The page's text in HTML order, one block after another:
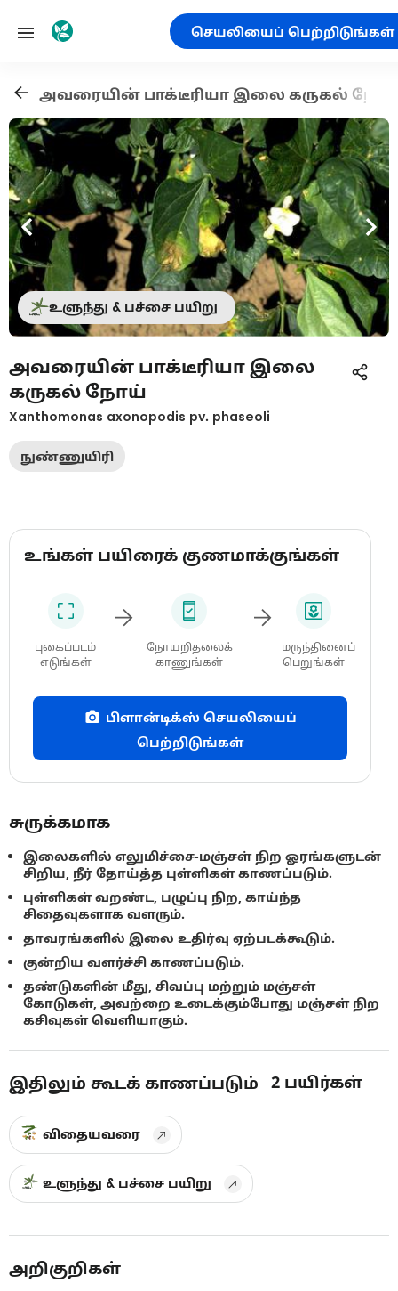
செயலியைப் பெற்றிடுங்கள்
அவரையின் பாக்டீரியா இலை கருகல்
உளுந்து & பச்சை பயிறு
அவரையின் பாக்டீரியா இலை
கருகல் நோய்
Xanthomonas axonopodis pv. phaseoli
நுண்ணுயிரி
உங்கள் பயிரைக் குணமாக்குங்கள்
புகைப்படம்
எடுங்கள்
நோயறிதலைக்
காணுங்கள்
மருந்தினைப்
பெறுங்கள்
பிளான்டிக்ஸ் செயலியைப்
பெற்றிடுங்கள்
சுருக்கமாக
இலைகளில் எலுமிச்சை-மஞ்சள் நிற ஓரங்களுடன்
சிறிய, நீர் தோய்த்த புள்ளிகள் காணப்படும்.
புள்ளிகள் வறண்ட, பழுப்பு நிற, காய்ந்த
சிதைவுகளாக வளரும்.
தாவரங்களில் இலை உதிர்வு ஏற்படக்கூடும்.
குன்றிய வளர்ச்சி காணப்படும்.
தண்டுகளின் மீது, சிவப்பு மற்றும் மஞ்சள்
கோடுகள், அவற்றை உடைக்கும்போது மஞ்சள் நிற
கசிவுகள் வெளியாகும்.
இதிலும் கூடக் காணப்படும் 2 பயிர்கள்
விதையவரை
உளுந்து & பச்சை பயிறு
அறிகுறிகள்